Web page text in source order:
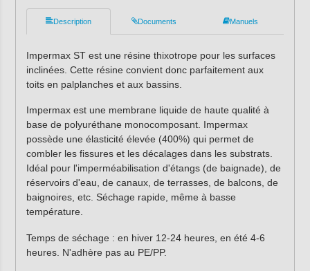
Description Documents Manuels
Impermax ST est une résine thixotrope pour les surfaces
inclinées. Cette résine convient donc parfaitement aux
toits en palplanches et aux bassins.
Impermax est une membrane liquide de haute qualité à
base de polyuréthane monocomposant. Impermax
possède une élasticité élevée (400%) qui permet de
combler les fissures et les décalages dans les substrats.
Idéal pour l'imperméabilisation d'étangs (de baignade), de
réservoirs d'eau, de canaux, de terrasses, de balcons, de
baignoires, etc. Séchage rapide, même à basse
température.
Temps de séchage : en hiver 12-24 heures, en été 4-6
heures. N'adhère pas au PE/PP.